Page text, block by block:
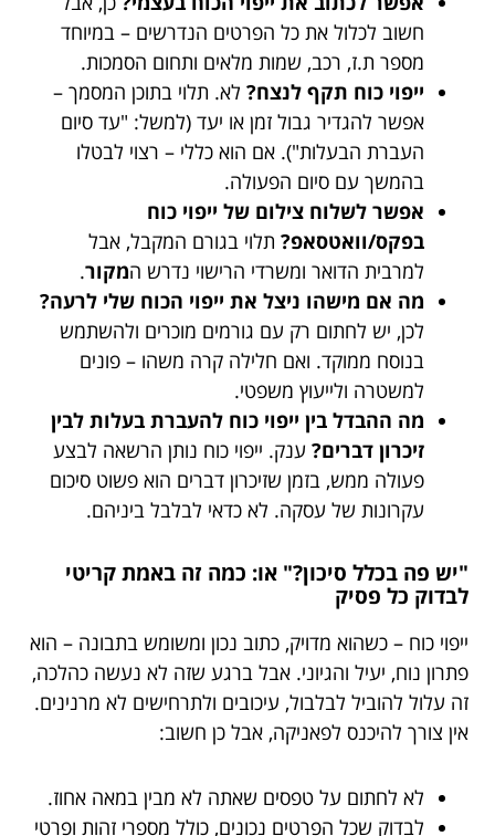
חשוב לכלול את כל הפרטים הנדרשים – במיוחד
מספר ת.ז, רכב, שמות מלאים ותחום הסמכות.
ייפוי כוח תקף לנצח? לא. תלוי בתוכן המסמך –
אפשר להגדיר גבול זמן או יעד (למשל: "עד סיום
העברת הבעלות"). אם הוא כללי – רצוי לבטלו
בהמשך עם סיום הפעולה.
אפשר לשלוח צילום של ייפוי כוח
בפקס/וואטסאפ? תלוי בגורם המקבל, אבל
למרבית הדואר ומשרדי הרישוי נדרש המקור.
מה אם מישהו ניצל את ייפוי הכוח שלי לרעה?
לכן, יש לחתום רק עם גורמים מוכרים ולהשתמש
בנוסח ממוקד. ואם חלילה קרה משהו – פונים
למשטרה ולייעוץ משפטי.
מה ההבדל בין ייפוי כוח להעברת בעלות לבין
זיכרון דברים? ענק. ייפוי כוח נותן הרשאה לבצע
פעולה ממש, בזמן שזיכרון דברים הוא פשוט סיכום
עקרונות של עסקה. לא כדאי לבלבל ביניהם.
"יש פה בכלל סיכון?" או: כמה זה באמת קריטי
לבדוק כל פסיק
ייפוי כוח – כשהוא מדויק, כתוב נכון ומשומש בתבונה – הוא
פתרון נוח, יעיל והגיוני. אבל ברגע שזה לא נעשה כהלכה,
זה עלול להוביל לבלבול, עיכובים ולתרחישים לא מרנינים.
אין צורך להיכנס לפאניקה, אבל כן חשוב:
לא לחתום על טפסים שאתה לא מבין במאה אחוז.
לבדוק שכל הפרטים נכונים, כולל מספרי זהות ופרטי